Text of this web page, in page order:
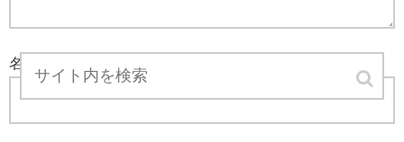
名前